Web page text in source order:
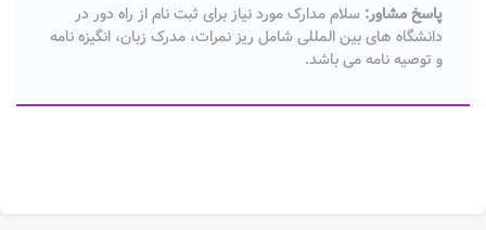
پاسخ مشاور: سلام مدارک مورد نیاز برای ثبت نام از راه دور در
دانشگاه های بین المللی شامل ریز نمرات، مدرک زبان، انگیزه نامه
و توصیه نامه می باشد.